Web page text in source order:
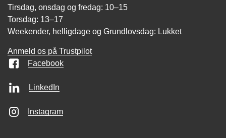
Tirsdag, onsdag og fredag: 10–15
Torsdag: 13–17
Weekender, helligdage og Grundlovsdag: Lukket
Anmeld os på Trustpilot
Facebook
LinkedIn
Instagram